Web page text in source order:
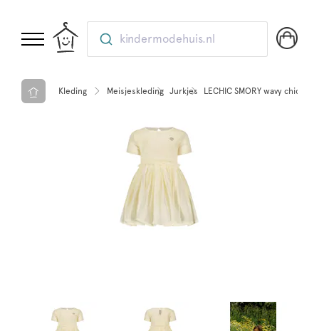
kindermodehuis.nl
Kleding Meisjeskleding Jurkjes LECHIC SMORY wavy chic &